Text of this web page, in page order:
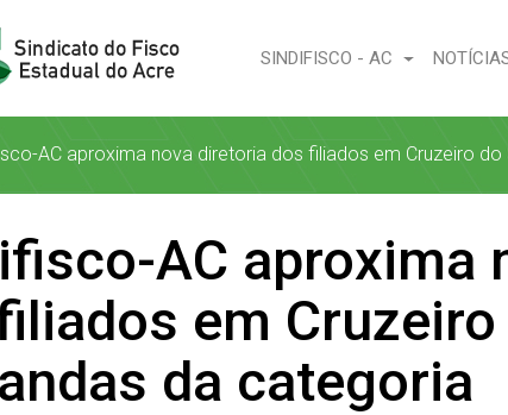
SINDIFISCO - AC
AC aproxima nova diretoria dos filiados em Cruzeiro
AC aproxima
em
da categoria